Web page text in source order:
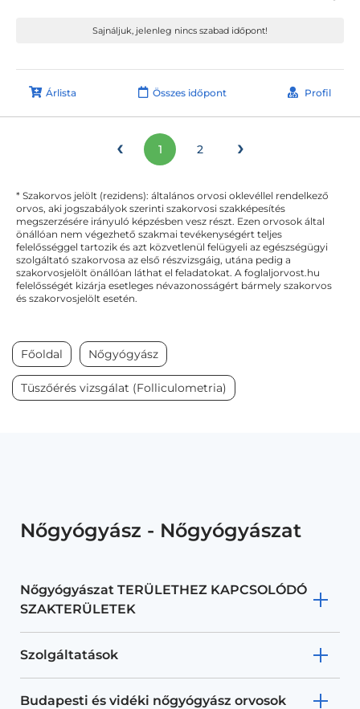
Sajnáljuk, jelenleg nincs szabad időpont!
Árlista Összes időpont Profil
‹ 1 2 ›
* Szakorvos jelölt (rezidens): általános orvosi oklevéllel rendelkező
orvos, aki jogszabályok szerinti szakorvosi szakképesítés
megszerzésére irányuló képzésben vesz részt. Ezen orvosok által
önállóan nem végezhető szakmai tevékenységért teljes
felelősséggel tartozik és azt közvetlenül felügyeli az egészségügyi
szolgáltató szakorvosa az első részvizsgáig, utána pedig a
szakorvosjelölt önállóan láthat el feladatokat. A foglaljorvost.hu
felelősségét kizárja esetleges névazonosságért bármely szakorvos
és szakorvosjelölt esetén.
Főoldal Nőgyógyász
Tüszőérés vizsgálat (Folliculometria)
Nőgyógyász - Nőgyógyászat
Nőgyógyászat TERÜLETHEZ KAPCSOLÓDÓ
SZAKTERÜLETEK
Szolgáltatások
Budapesti és vidéki nőgyógyász orvosok